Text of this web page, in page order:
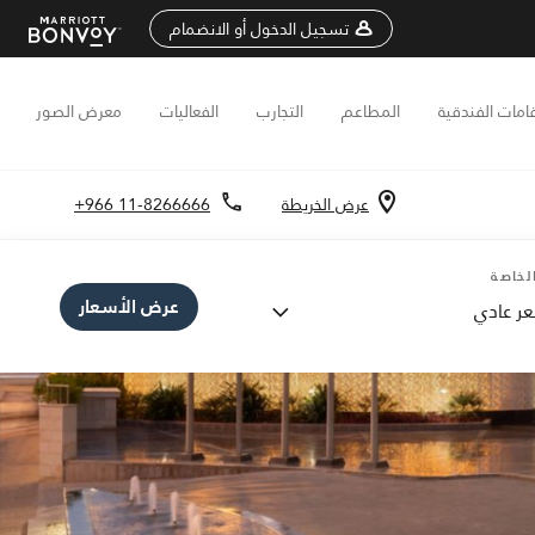
تسجيل الدخول أو الانضمام
الفندقية المطاعم التجارب الفعاليات معرض الصور
عرض الخريطة +966 11-8266666
عادي عرض الأسعار